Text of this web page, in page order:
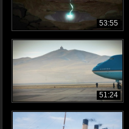
53:55
51:24